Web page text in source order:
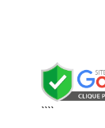
````